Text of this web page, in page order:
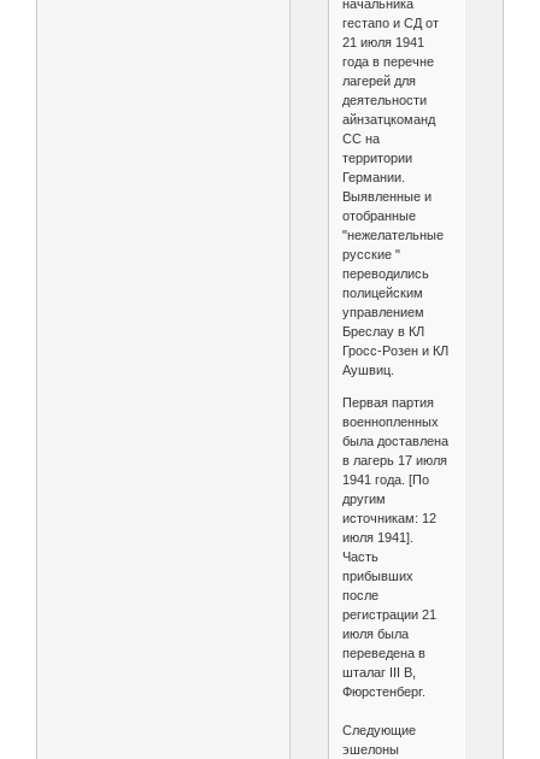
начальника
гестапо и СД от
21 июля 1941
года в перечне
лагерей для
деятельности
айнзатцкоманд
СС на
территории
Германии.
Выявленные и
отобранные
"нежелательные
русские "
переводились
полицейским
управлением
Бреслау в КЛ
Гросс-Розен и КЛ
Аушвиц.
Первая партия
военнопленных
была доставлена
в лагерь 17 июля
1941 года. [По
другим
источникам: 12
июля 1941].
Часть
прибывших
после
регистрации 21
июля была
переведена в
шталаг III B,
Фюрстенберг.
Следующие
эшелоны